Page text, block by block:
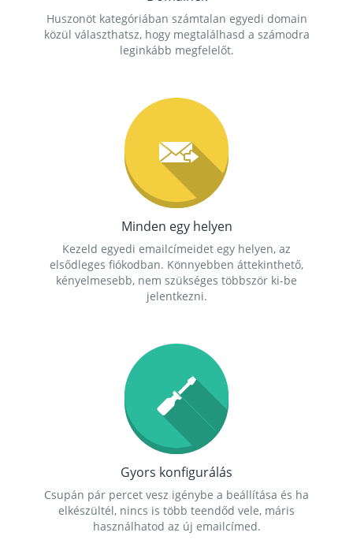
Huszonöt kategóriában számtalan egyedi domain
közül választhatsz, hogy megtalálhasd a számodra
leginkább megfelelőt.
Minden egy helyen
Kezeld egyedi emailcímeidet egy helyen, az
elsődleges fiókodban. Könnyebben áttekinthető,
kényelmesebb, nem szükséges többször ki-be
jelentkezni.
Gyors konfigurálás
Csupán pár percet vesz igénybe a beállítása és ha
elkészültél, nincs is több teendőd vele, máris
használhatod az új emailcímed.